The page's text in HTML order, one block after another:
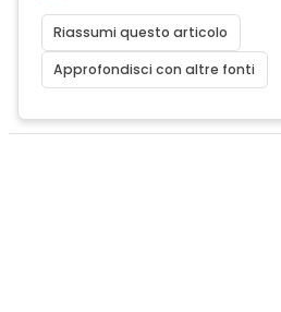
Riassumi questo articolo
Approfondisci con altre fonti